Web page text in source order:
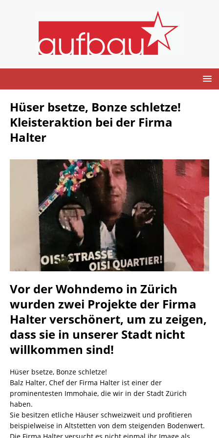
Hüser bsetze, Bonze schletze!
Kleisteraktion bei der Firma
Halter
Vor der Wohndemo in Zürich
wurden zwei Projekte der Firma
Halter verschönert, um zu zeigen,
dass sie in unserer Stadt nicht
willkommen sind!
Hüser bsetze, Bonze schletze!
Balz Halter, Chef der Firma Halter ist einer der
prominentesten Immohaie, die wir in der Stadt Zürich
haben.
Sie besitzen etliche Häuser schweizweit und profitieren
beispielweise in Altstetten von dem steigenden Bodenwert.